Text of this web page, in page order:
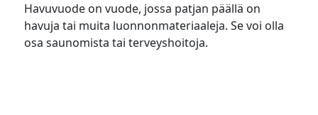
Havuvuode on vuode, jossa patjan päällä on
havuja tai muita luonnonmateriaaleja. Se voi olla
osa saunomista tai terveyshoitoja.